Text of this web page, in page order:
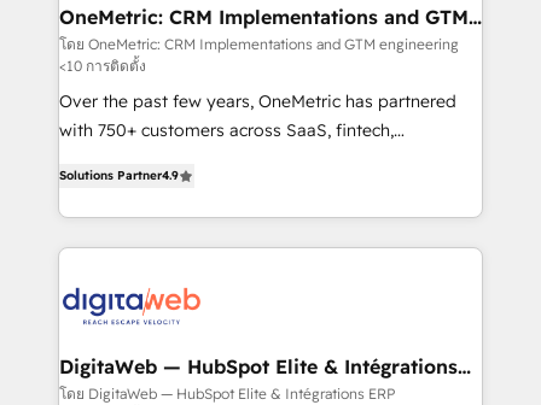
integrations 🤖 AI workflows & enrichment 📘 Team
enablement & company-wide adoption We create
HubSpot environments that teams use with
confidence and that leadership can rely on for
scalable revenue insights.
OneMetric: CRM Implementations and GTM
engineering
โดย OneMetric: CRM Implementations and GTM engineering
<10 การติดตั้ง
Over the past few years, OneMetric has partnered
with 750+ customers across SaaS, fintech,
150+ HubSpot-certified experts, we deliver scalable
solutions to complex GTM and RevOps challenges.
Our Expertise 🔹 Onboarding & Implementation:
tailored to your GTM motion. 🔹 Migrations: Move
downtime. 🔹 RevOps Strategy: Align teams,
processes, and data to drive revenue efficiency. 🔹
Solutions Partner4.9
DigitaWeb — HubSpot Elite & Intégrations
ERP
โดย DigitaWeb — HubSpot Elite & Intégrations ERP